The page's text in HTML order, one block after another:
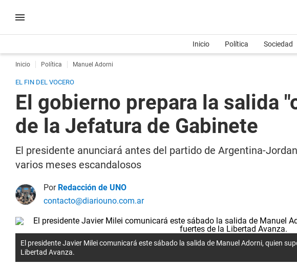
Inicio Política Sociedad
Inicio Política Manuel Adorni
EL FIN DEL VOCERO
El gobierno prepara la salida
de la Jefatura de Gabinete
El presidente anunciará antes del partido de Argentina-
varios meses escandalosos
Por Redacción de UNO
contacto@diariouno.com.ar
El presidente Javier Milei comunicará este sábado la salida de Manuel Adorni, quien
Libertad Avanza.